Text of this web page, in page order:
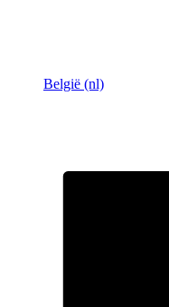
België (nl)